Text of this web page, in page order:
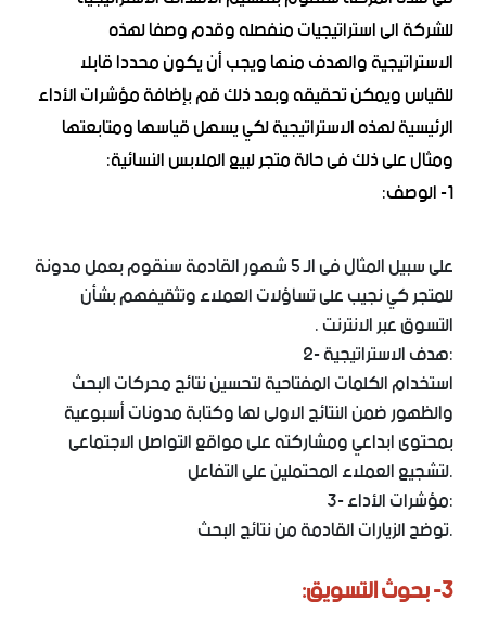
للشركة الى استراتيجيات منفصله وقدم وصفا لهذه
الاستراتيجية والهدف منها ويجب أن يكون محددا قابلا
للقياس ويمكن تحقيقه وبعد ذلك قم بإضافة مؤشرات الأداء
الرئيسية لهذه الاستراتيجية لكي يسهل قياسها ومتابعتها
ومثال على ذلك فى حالة متجر لبيع الملابس النسائية:
1- الوصف:
على سبيل المثال فى الـ 5 شهور القادمة سنقوم بعمل مدونة
للمتجر كي نجيب على تساؤلات العملاء وتثقيفهم بشأن
التسوق عبر الانترنت .
2- هدف الاستراتيجية:
استخدام الكلمات المفتاحية لتحسين نتائج محركات البحث
والظهور ضمن النتائج الاولى لها وكتابة مدونات أسبوعية
بمحتوى ابداعي ومشاركته على مواقع التواصل الاجتماعى
لتشجيع العملاء المحتملين على التفاعل.
3- مؤشرات الأداء:
توضح الزيارات القادمة من نتائج البحث.
3- بحوث التسويق: